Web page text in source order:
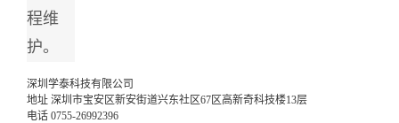
程维
护。
深圳学泰科技有限公司
地址 深圳市宝安区新安街道兴东社区67区高新奇科技楼13层
电话 0755-26992396